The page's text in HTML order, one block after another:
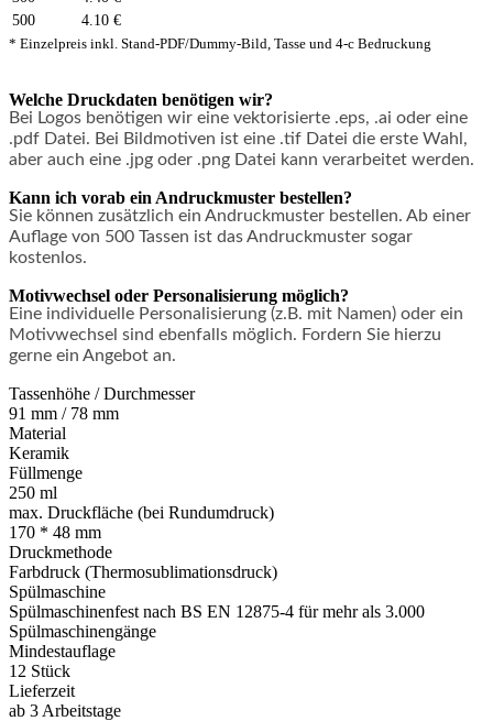
500
4.10 €
* Einzelpreis inkl. Stand-PDF/Dummy-Bild, Tasse und 4-c Bedruckung
Welche Druckdaten benötigen wir?
Bei Logos benötigen wir eine vektorisierte .eps, .ai oder eine
.pdf Datei. Bei Bildmotiven ist eine .tif Datei die erste Wahl,
aber auch eine .jpg oder .png Datei kann verarbeitet werden.
Kann ich vorab ein Andruckmuster bestellen?
Sie können zusätzlich ein Andruckmuster bestellen. Ab einer
Auflage von 500 Tassen ist das Andruckmuster sogar
kostenlos.
Motivwechsel oder Personalisierung möglich?
Eine individuelle Personalisierung (z.B. mit Namen) oder ein
Motivwechsel sind ebenfalls möglich. Fordern Sie hierzu
gerne ein Angebot an.
Tassenhöhe / Durchmesser
91 mm / 78 mm
Material
Keramik
Füllmenge
250 ml
max. Druckfläche (bei Rundumdruck)
170 * 48 mm
Druckmethode
Farbdruck (Thermosublimationsdruck)
Spülmaschine
Spülmaschinenfest nach BS EN 12875-4 für mehr als 3.000
Spülmaschinengänge
Mindestauflage
12 Stück
Lieferzeit
ab 3 Arbeitstage